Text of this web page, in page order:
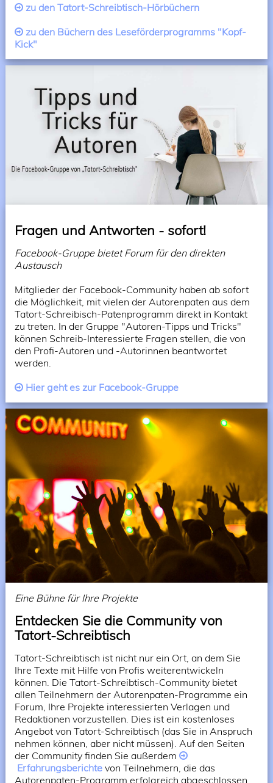
zu den Tatort-Schreibtisch-Hörbüchern
zu den Büchern des Leseförderprogramms "Kopf-
Kick"
Fragen und Antworten - sofort!
Facebook-Gruppe bietet Forum für den direkten
Austausch
Mitglieder der Facebook-Community haben ab sofort
die Möglichkeit, mit vielen der Autorenpaten aus dem
Tatort-Schreibisch-Patenprogramm direkt in Kontakt
zu treten. In der Gruppe "Autoren-Tipps und Tricks"
können Schreib-Interessierte Fragen stellen, die von
den Profi-Autoren und -Autorinnen beantwortet
werden.
Hier geht es zur Facebook-Gruppe
Eine Bühne für Ihre Projekte
Entdecken Sie die Community von
Tatort-Schreibtisch
Tatort-Schreibtisch ist nicht nur ein Ort, an dem Sie
Ihre Texte mit Hilfe von Profis weiterentwickeln
können. Die Tatort-Schreibtisch-Community bietet
allen Teilnehmern der Autorenpaten-Programme ein
Forum, Ihre Projekte interessierten Verlagen und
Redaktionen vorzustellen. Dies ist ein kostenloses
Angebot von Tatort-Schreibtisch (das Sie in Anspruch
nehmen können, aber nicht müssen). Auf den Seiten
der Community finden Sie außerdem
Erfahrungsberichtevon Teilnehmern, die das
Autorenpaten-Programm erfolgreich abgeschlossen